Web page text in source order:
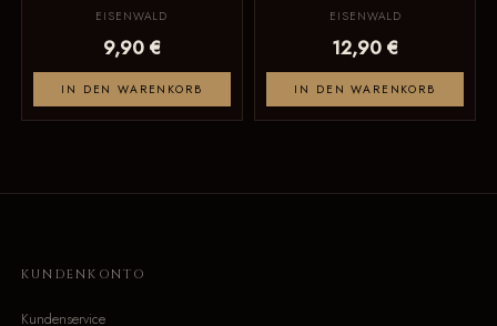
EISENWALD
9,90 €
IN DEN WARENKORB
EISENWALD
12,90 €
IN DEN WARENKORB
KUNDENKONTO
Kundenservice